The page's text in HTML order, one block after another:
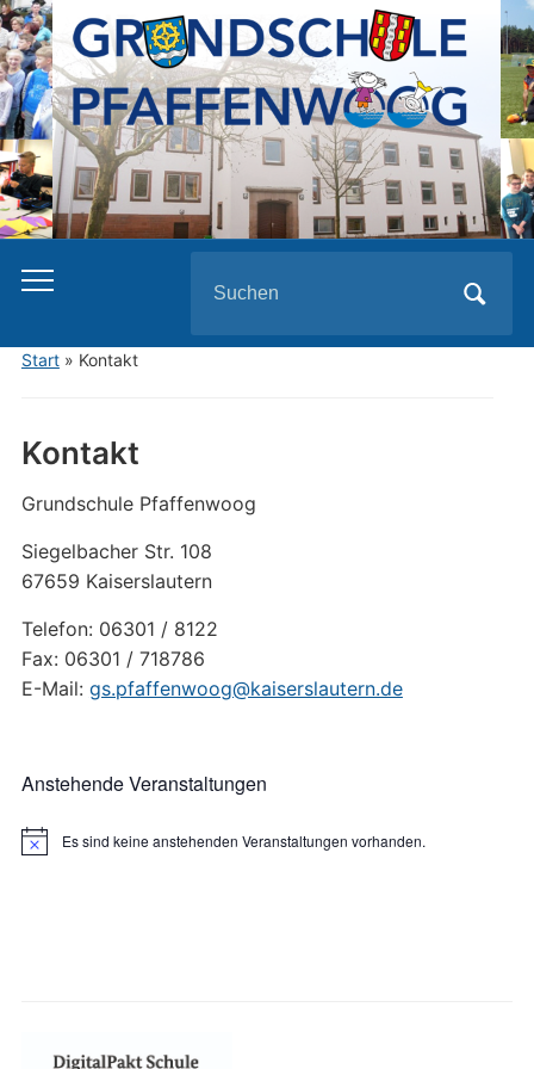
for:
Start» Kontakt
Anstehende Veranstaltungen
HinweisEs sind keine anstehenden Veranstaltungen vorhanden.
Kontakt
Grundschule Pfaffenwoog
Siegelbacher Str. 108
67659 Kaiserslautern
Telefon: 06301 / 8122
Fax: 06301 / 718786
E-Mail: gs.pfaffenwoog@kaiserslautern.de